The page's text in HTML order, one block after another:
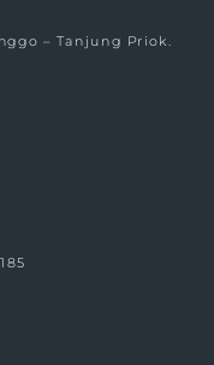
– Tanjung Priok.